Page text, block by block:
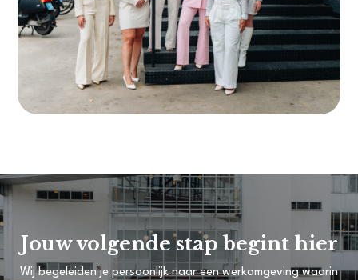
Jouw volgende stap begint hier
Wij begeleiden je persoonlijk naar een werkomgeving waarin